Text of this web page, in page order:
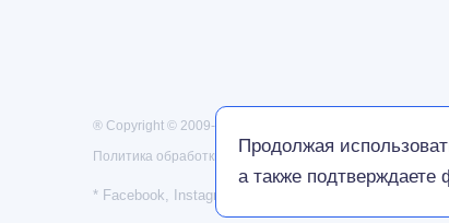
® Copyright © 2009-2026 Cloud4Y. All Rights Reserved
Политика обработки персональных данных
* Facebook, Instagram — проекты Meta Platforms Inc.,
Продолжая
а также подтверждаете